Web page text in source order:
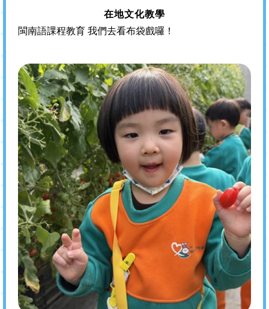
在地文化教學
閩南語課程教育 我們去看布袋戲囉！